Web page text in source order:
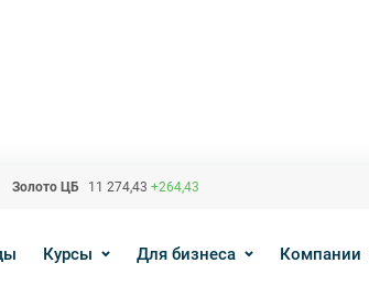
Золото ЦБ 11 274,43 +264,43
Курсы Для бизнеса Компании